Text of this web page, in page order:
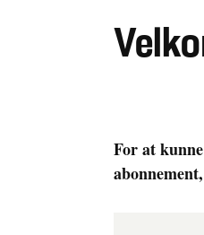
For at